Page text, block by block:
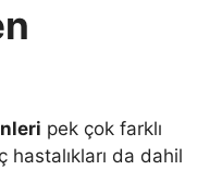
pek çok farklı
hastalıkları da dahil